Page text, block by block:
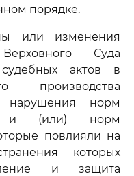
порядке.
или изменения
Суда
актов в
производства
нарушения норм
и (или) норм
повлияли на
которых
и защита